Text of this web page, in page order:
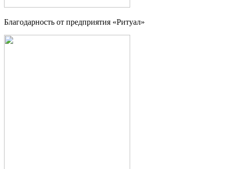
Благодарность от предприятия «Ритуал»